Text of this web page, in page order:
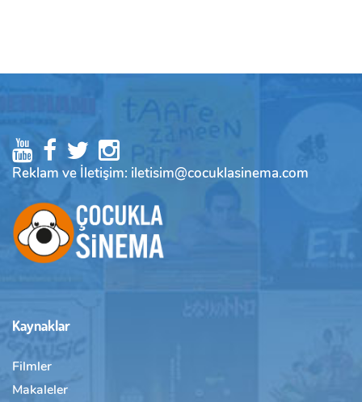
Reklam ve İletişim: iletisim@cocuklasinema.com
Kaynaklar
Filmler
Makaleler